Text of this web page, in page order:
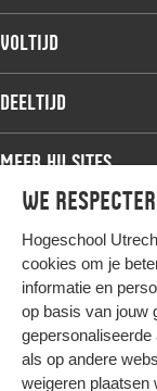
We
Hogeschool
cookies om je
informatie en
op basis van jouw
als op andere
weigeren plaatsen
Voltijdopleidingen
Deeltijdopleidingen
Onderzoek
Werken bij de HU
Contact
Voltijd
Associate degree
Bachelor
Master
Studiekeuze voltijd
Deeltijd
Associate degree
Bachelor
Master
Post-master
Studiekeuze deeltijd
Meer HU sites
HU International
HU Bibliotheek
HU Ontwikkelt
Duurzame HU
Intranet
Colofon